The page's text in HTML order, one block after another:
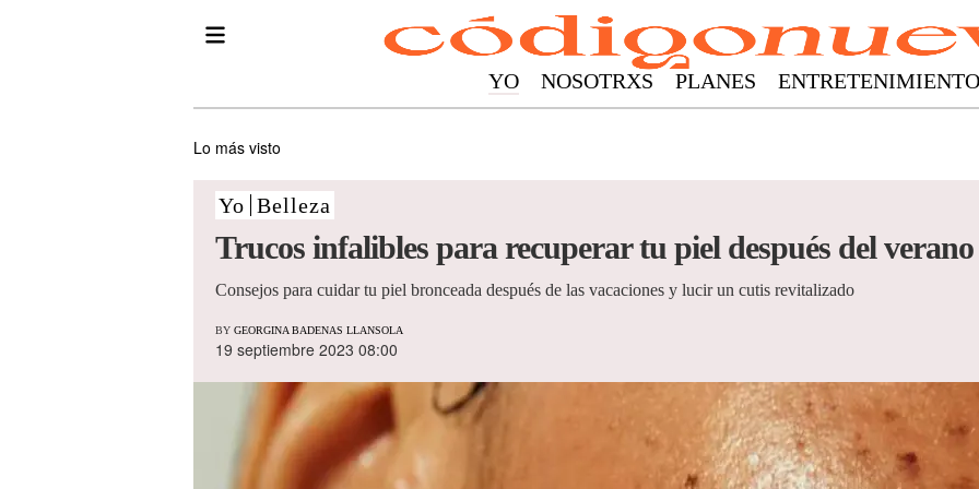
YO NOSOTRXS PLANES ENTRETENIMIENTO
Lo más visto
Yo Belleza
Trucos infalibles para recuperar tu piel después del verano
Consejos para cuidar tu piel bronceada después de las vacaciones y lucir un cutis revitalizado
BY GEORGINA BADENAS LLANSOLA
19 septiembre 2023 08:00